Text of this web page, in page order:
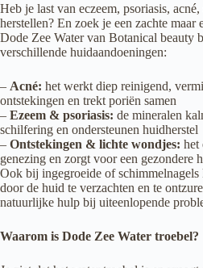
Heb je last van eczeem, psoriasis,
herstellen? En zoek je een zachte
Dode Zee Water van Botanical beauty
verschillende huidaandoeningen:
– Acné: het werkt diep reinigend,
ontstekingen en trekt poriën samen
– Ezeem & psoriasis: de mineralen
schilfering en ondersteunen huidherstel
– Ontstekingen & lichte wondjes: het
genezing en zorgt voor een gezondere
Ook bij ingegroeide of schimmelnagels
door de huid te verzachten en te
natuurlijke hulp bij uiteenlopende
Waarom is Dode Zee Water troebel?